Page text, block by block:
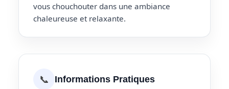
vous chouchouter dans une ambiance
chaleureuse et relaxante.
📞 Informations Pratiques